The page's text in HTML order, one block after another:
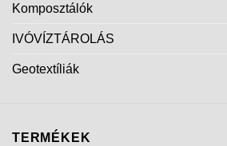
Komposztálók
IVÓVÍZTÁROLÁS
Geotextíliák
TERMÉKEK